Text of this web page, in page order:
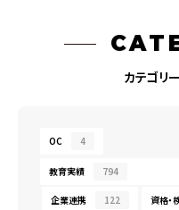
カテゴリ
OC 4
教育実績 794
企業連携 122 資格・